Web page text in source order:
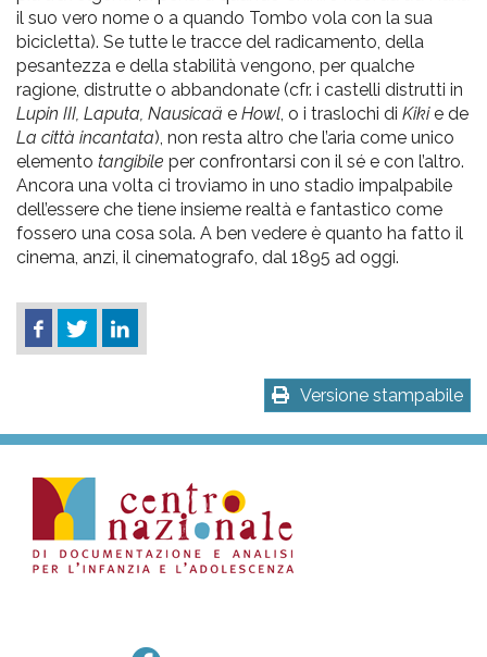
il suo vero nome o a quando Tombo vola con la sua
bicicletta). Se tutte le tracce del radicamento, della
pesantezza e della stabilità vengono, per qualche
ragione, distrutte o abbandonate (cfr. i castelli distrutti in
Lupin III, Laputa, Nausicaä e Howl, o i traslochi di Kikie de
La città incantata), non resta altro che l’aria come unico
elemento tangibile per confrontarsi con il sé e con l’altro.
Ancora una volta ci troviamo in uno stadio impalpabile
dell’essere che tiene insieme realtà e fantastico come
fossero una cosa sola. A ben vedere è quanto ha fatto il
cinema, anzi, il cinematografo, dal 1895 ad oggi.
Versione stampabile